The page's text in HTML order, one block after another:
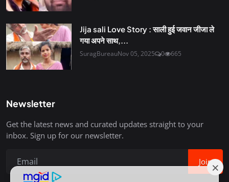
Jija sali Love Story : साली हुई जवान जीजा ले
गया अपने साथ,...
SuragBureauNov 05, 2025 0 665
Newsletter
Get the latest news and curated updates straight to your
inbox. Sign up for our newsletter.
Join